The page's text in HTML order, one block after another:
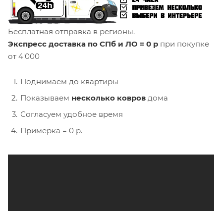
Бесплатная отправка в регионы.
Экспресс доставка по СПб и ЛО = 0 р при покупке
от 4'000
Поднимаем до квартиры
Показываем несколько ковров дома
Согласуем удобное время
Примерка = 0 р.